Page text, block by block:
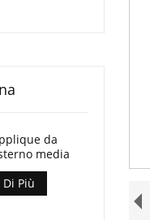
da
media
Di Più